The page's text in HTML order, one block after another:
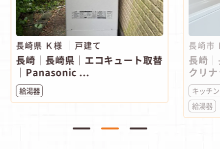
長崎県 Ｋ様 戸建て
長崎｜長崎県｜エコキュート取替
｜Panasonic ...
給湯器
長崎市
長崎
クリ
キッチン
給湯器